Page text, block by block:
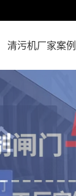
清污机厂家案例